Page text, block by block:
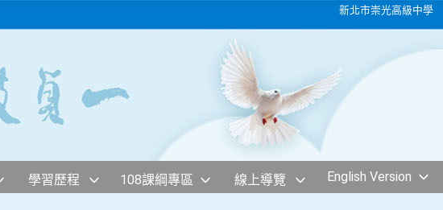
新北市崇光高級中學
學習歷程 108課綱專區 線上導覽 English Version